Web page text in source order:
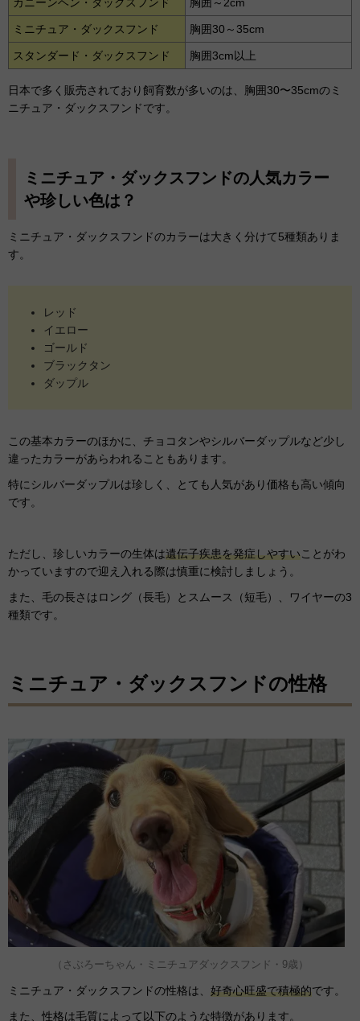
ミニチュア・ダックスフンド 胸囲30～35cm
スタンダード・ダックスフンド 胸囲3cm以上
日本で多く販売されており飼育数が多いのは、胸囲30〜35cmのミ
ニチュア・ダックスフンドです。
ミニチュア・ダックスフンドの人気カラー
や珍しい色は？
ミニチュア・ダックスフンドのカラーは大きく分けて5種類ありま
す。
レッド
イエロー
ゴールド
ブラックタン
ダップル
この基本カラーのほかに、チョコタンやシルバーダップルなど少し
違ったカラーがあらわれることもあります。
特にシルバーダップルは珍しく、とても人気があり価格も高い傾向
です。
ただし、珍しいカラーの生体は遺伝子疾患を発症しやすいことがわ
かっていますので迎え入れる際は慎重に検討しましょう。
また、毛の長さはロング（長毛）とスムース（短毛）、ワイヤーの3
種類です。
ミニチュア・ダックスフンドの性格
（さぶろーちゃん・ミニチュアダックスフンド・9歳）
ミニチュア・ダックスフンドの性格は、 好奇心旺盛で積極的です。
また、性格は毛質によって以下のような特徴があります。